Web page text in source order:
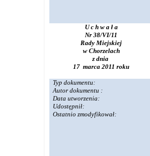
U c h w a ł a
Nr 38/VI/11
Rady Miejskiej
w Chorzelach
z dnia
17 marca 2011 roku
Typ dokumentu:
Autor dokumentu :
Data utworzenia:
Udostępnił:
Ostatnio zmodyfikował: